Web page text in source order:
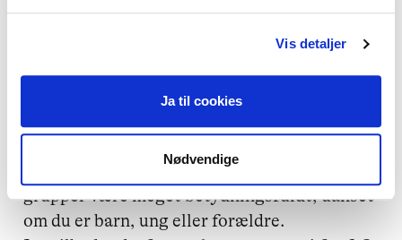
Vis detaljer
Ja til cookies
Nødvendige
med, da det gør det muligt at have en at dele
med og snakke med efterfølgende, så man
ikke føler sig så alene med problemet.
virkelig forstår en. Derfor kan samtale i
grupper være meget betydningsfuldt, uanset
om du er barn, ung eller forældre.